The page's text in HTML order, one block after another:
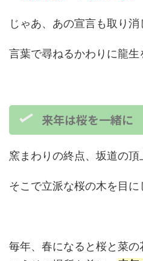
じゃあ、あの宣言も取り
言葉で尋ねるかわりに龍生
来年は桜を一緒に
窯まわりの終点、坂道の頂
そこで立派な桜の木を目に
毎年、春になると桜と菜